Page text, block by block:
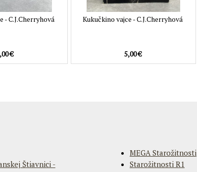
- C.J.Cherryhová
€
Kukučkino vajce - C.J.Cherryhová
5,00 €
Štiavnici -
MEGA Starožitnosti
Starožitnosti R1